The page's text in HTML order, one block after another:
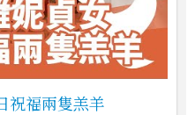
祝福兩隻羔羊